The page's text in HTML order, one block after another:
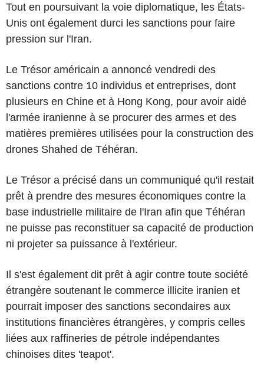
Tout en poursuivant la voie diplomatique, les États-
Unis ont également durci les sanctions pour faire
pression sur l'Iran.
Le Trésor américain a annoncé vendredi des
sanctions contre 10 individus et entreprises, dont
plusieurs en Chine et à Hong Kong, pour avoir aidé
l'armée iranienne à se procurer des armes et des
matières premières utilisées pour la construction des
drones Shahed de Téhéran.
Le Trésor a précisé dans un communiqué qu'il restait
prêt à prendre des mesures économiques contre la
base industrielle militaire de l'Iran afin que Téhéran
ne puisse pas reconstituer sa capacité de production
ni projeter sa puissance à l'extérieur.
Il s'est également dit prêt à agir contre toute société
étrangère soutenant le commerce illicite iranien et
pourrait imposer des sanctions secondaires aux
institutions financières étrangères, y compris celles
liées aux raffineries de pétrole indépendantes
chinoises dites 'teapot'.